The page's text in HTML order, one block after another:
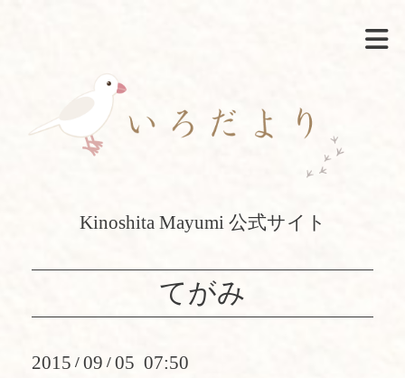
Kinoshita Mayumi 公式サイト
てがみ
2015 / 09 / 05 07:50